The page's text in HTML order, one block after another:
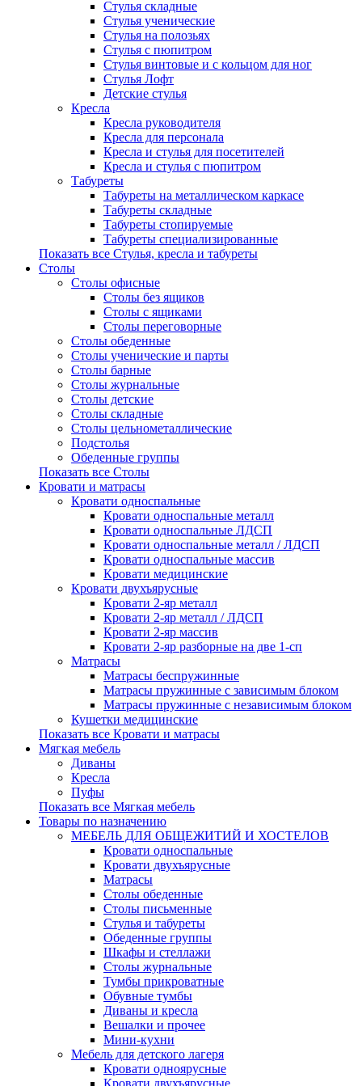
Стулья складные
Стулья ученические
Стулья на полозьях
Стулья с пюпитром
Стулья винтовые и с кольцом для ног
Стулья Лофт
Детские стулья
Кресла
Кресла руководителя
Кресла для персонала
Кресла и стулья для посетителей
Кресла и стулья с пюпитром
Табуреты
Табуреты на металлическом каркасе
Табуреты складные
Табуреты стопируемые
Табуреты специализированные
Показать все Стулья, кресла и табуреты
Столы
Столы офисные
Столы без ящиков
Столы с ящиками
Столы переговорные
Столы обеденные
Столы ученические и парты
Столы барные
Столы журнальные
Столы детские
Столы складные
Столы цельнометаллические
Подстолья
Обеденные группы
Показать все Столы
Кровати и матрасы
Кровати односпальные
Кровати односпальные металл
Кровати односпальные ЛДСП
Кровати односпальные металл / ЛДСП
Кровати односпальные массив
Кровати медицинские
Кровати двухъярусные
Кровати 2-яр металл
Кровати 2-яр металл / ЛДСП
Кровати 2-яр массив
Кровати 2-яр разборные на две 1-сп
Матрасы
Матрасы беспружинные
Матрасы пружинные с зависимым блоком
Матрасы пружинные с независимым блоком
Кушетки медицинские
Показать все Кровати и матрасы
Мягкая мебель
Диваны
Кресла
Пуфы
Показать все Мягкая мебель
Товары по назначению
МЕБЕЛЬ ДЛЯ ОБЩЕЖИТИЙ И ХОСТЕЛОВ
Кровати односпальные
Кровати двухъярусные
Матрасы
Столы обеденные
Столы письменные
Стулья и табуреты
Обеденные группы
Шкафы и стеллажи
Столы журнальные
Тумбы прикроватные
Обувные тумбы
Диваны и кресла
Вешалки и прочее
Мини-кухни
Мебель для детского лагеря
Кровати одноярусные
Кровати двухъярусные